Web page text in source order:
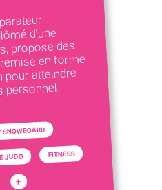
d'une
propose des
en forme
atteindre
personnel.
SNOWBOARD
JUDO FITNESS
+